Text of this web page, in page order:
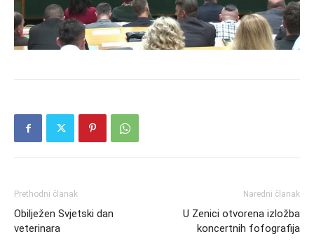
Prethodni članak
Obilježen Svjetski dan
veterinara
Naredni članak
U Zenici otvorena izložba
koncertnih fofografija